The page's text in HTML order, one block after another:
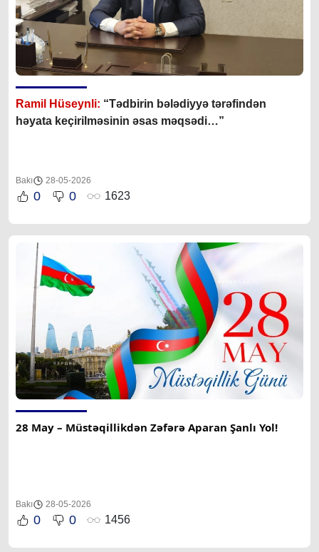
Ramil Hüseynli: “Tədbirin bələdiyyə tərəfindən
həyata keçirilməsinin əsas məqsədi…”
Bakı 28-05-2026
0 0 1623
28 May – Müstəqillikdən Zəfərə Aparan Şanlı Yol!
Bakı 28-05-2026
0 0 1456